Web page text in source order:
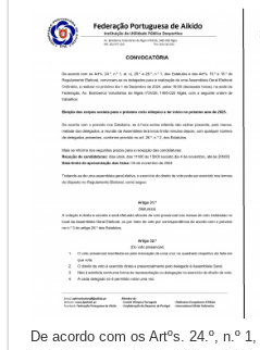
De acordo com os Artºs. 24.º, n.º